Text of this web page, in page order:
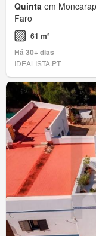
Quinta em
Faro
61 m²
Há 30+ dias
IDEALISTA.PT